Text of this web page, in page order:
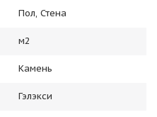
Пол, Стена
м2
Камень
Гэлэкси